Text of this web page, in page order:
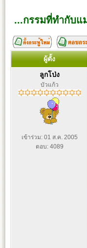
...กรรมที่ทำกับแ
ผู้ตั้ง
ลูกโป่ง
บัวแก้ว
เข้าร่วม: 01 ส.ค. 2005
ตอบ: 4089